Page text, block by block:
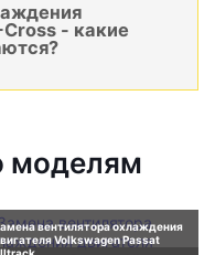
- какие
моделям
вентилятора охлаждения
Volkswagen Passat